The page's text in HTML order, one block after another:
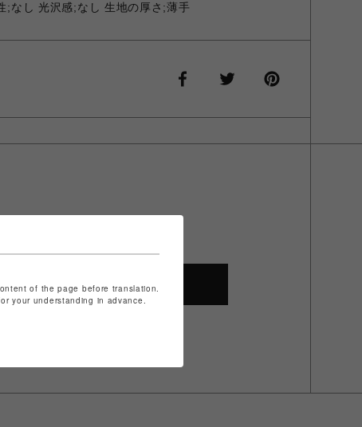
;なし 光沢感;なし 生地の厚さ;薄手
SHOP TOP
of the page before translation.
your understanding in advance.